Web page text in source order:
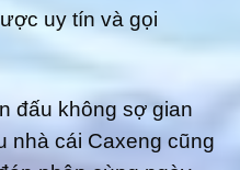
uy tín và gọi
đấu không sợ gian
nhà cái Caxeng cũng